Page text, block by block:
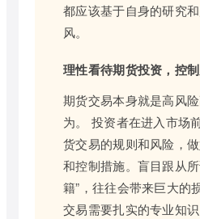
都应该基于自身的研究
风。
理性看待期货投资，控
期货交易本身就是高风
为。 投资者在进入市场
货交易的规则和风险，
和控制措施。盲目跟从所
籍”，往往会带来巨大的
交易需要扎实的专业知